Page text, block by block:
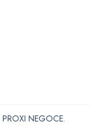
PROXI NEGOCE.